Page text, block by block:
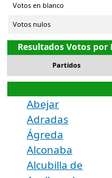
Votos en blanco
Votos nulos
Resultados Votos por
Partidos
Abejar
Adradas
Ágreda
Alconaba
Alcubilla de